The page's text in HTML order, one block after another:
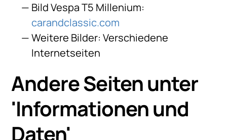
Bild Vespa T5 Millenium:
carandclassic.com
Weitere Bilder: Verschiedene
Internetseiten
Andere Seiten unter
'Informationen und
Daten'